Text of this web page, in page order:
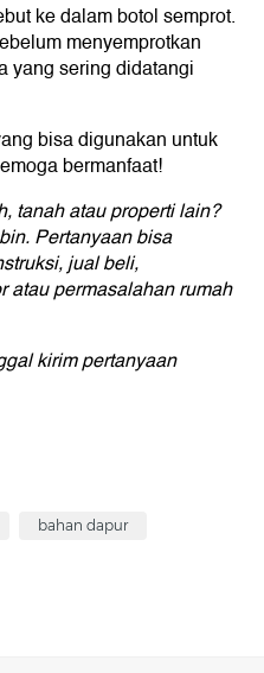
ke dalam botol semprot.
menyemprotkan
yang sering didatangi
bisa digunakan untuk
bermanfaat!
tanah atau properti lain?
Pertanyaan bisa
jual beli,
atau permasalahan rumah
kirim pertanyaan
bahan dapur